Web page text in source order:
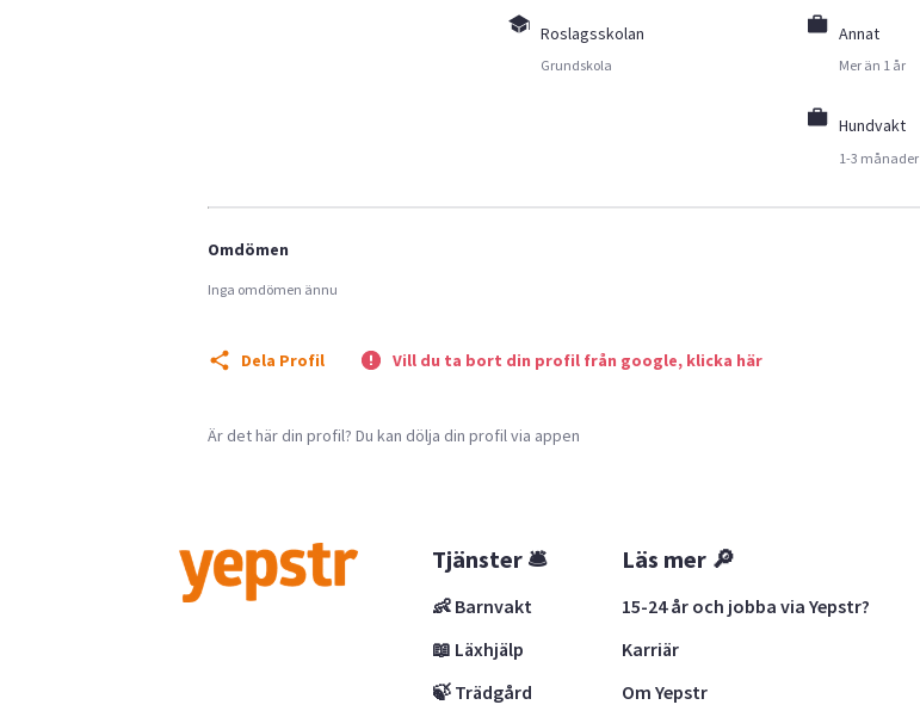
Roslagsskolan
Grundskola
Annat
Mer än 1 år
Hundvakt
1-3 månader
Omdömen
Inga omdömen ännu
Dela Profil Vill du ta bort din profil från google, klicka här
Är det här din profil? Du kan dölja din profil via appen
Tjänster 🛎
👶 Barnvakt
📖 Läxhjälp
🍃 Trädgård
Läs mer 🔎
15-24 år och jobba via Yepstr?
Karriär
Om Yepstr